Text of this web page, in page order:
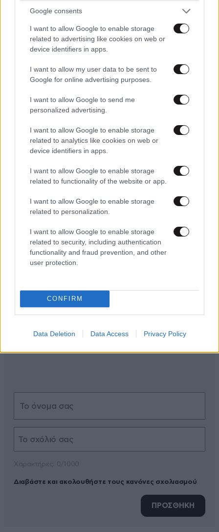
Google consents
I want to allow Google to enable storage
related to advertising like cookies on web or
device identifiers in apps.
I want to allow my user data to be sent to
Google for online advertising purposes.
I want to allow Google to send me
personalized advertising.
I want to allow Google to enable storage
related to analytics like cookies on web or
device identifiers in apps.
I want to allow Google to enable storage
related to functionality of the website or app.
I want to allow Google to enable storage
related to personalization.
I want to allow Google to enable storage
related to security, including authentication
functionality and fraud prevention, and other
user protection.
CONFIRM
Data Deletion Data Access Privacy Policy
Σαββάτου – Μεγαλώνει η πίεση στην αεράμυνα
Ακολουθήστε το NEWSBEAST
Google News
Διαβάστε και ακολουθήστε τους κανόνες σχολιασμού
ΠΡΟΣΘΗΚΗ